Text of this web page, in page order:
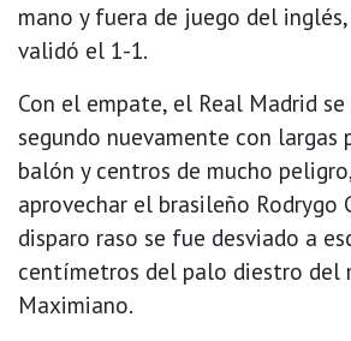
mano y fuera de juego del inglés,
validó el 1-1.
Con el empate, el Real Madrid
segundo nuevamente con largas
balón y centros de mucho
aprovechar el brasileño Rodrygo
disparo raso se fue desviado a
centímetros del palo diestro del
Maximiano.